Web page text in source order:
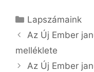
Kategória
Lapszámaink
Az Új Ember
melléklete
Az Új Ember